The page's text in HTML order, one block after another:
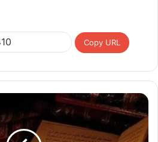
Copy URL